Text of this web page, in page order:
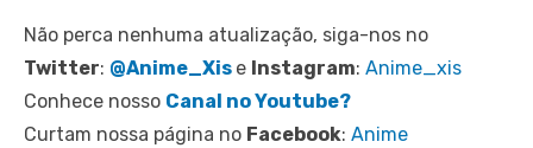
Não perca nenhuma atualização, siga-nos no
Twitter: @Anime_Xis e Instagram: Anime_xis
Conhece nosso Canal no Youtube?
Curtam nossa página no Facebook: Anime